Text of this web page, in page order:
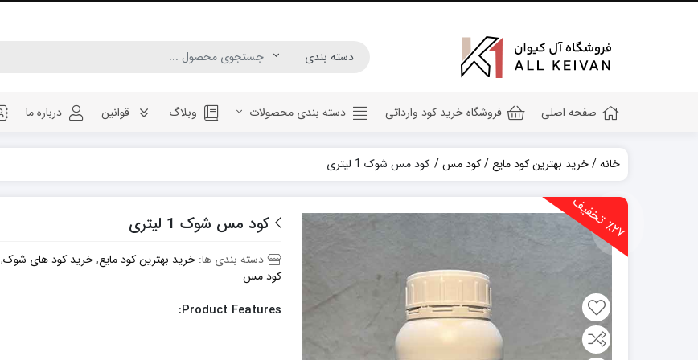
صفحه اصلی فروشگاه خرید کود وارداتی دسته بندی محصولات
کود هیومیک اسید
کود جلبک دریایی
کود کامل ۲۰ ۲۰ ۲۰
کود npk
کود پتاس
کود فسفر بالا
کود گلدهی(کود ۱۲ ۱۲ ۳۶)
وبلاگ قوانین درباره ما
خانه خرید بهترین کود مایع کود مس کود مس شوک 1 لیتری
٪2
7
ت
خ
ف
یف کود مس شوک 1 لیتری
دسته بندی ها:خرید بهترین کود مایع,خرید کود های شوک,
کود مس
Product Features: